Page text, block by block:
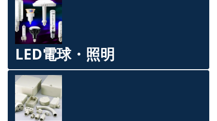
LED電球・照明